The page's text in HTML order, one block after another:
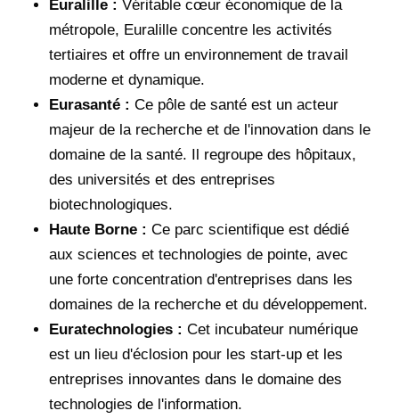
Euralille : Véritable cœur économique de la
métropole, Euralille concentre les activités
tertiaires et offre un environnement de travail
moderne et dynamique.
Eurasanté : Ce pôle de santé est un acteur
majeur de la recherche et de l'innovation dans le
domaine de la santé. Il regroupe des hôpitaux,
des universités et des entreprises
biotechnologiques.
Haute Borne : Ce parc scientifique est dédié
aux sciences et technologies de pointe, avec
une forte concentration d'entreprises dans les
domaines de la recherche et du développement.
Euratechnologies : Cet incubateur numérique
est un lieu d'éclosion pour les start-up et les
entreprises innovantes dans le domaine des
technologies de l'information.